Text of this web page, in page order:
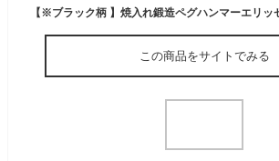
この商品をサイトでみる